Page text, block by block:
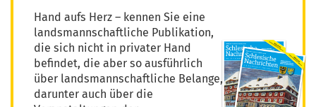
Hand aufs Herz – kennen Sie eine
landsmannschaftliche Publikation,
die sich nicht in privater Hand
befindet, die aber so ausführlich
über landsmannschaftliche Belange,
darunter auch über die